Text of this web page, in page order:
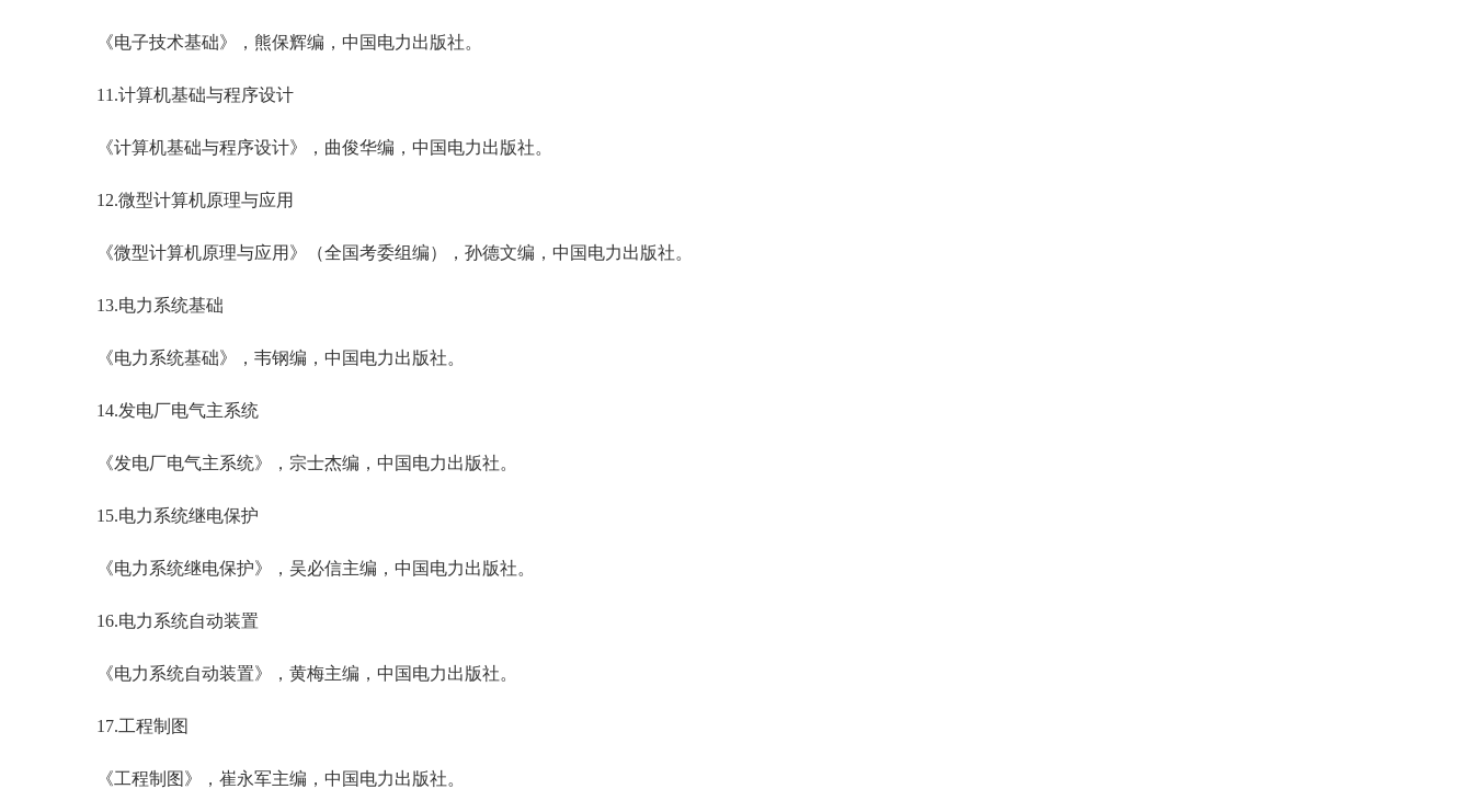
《电子技术基础》，熊保辉编，中国电力出版社。
11.计算机基础与程序设计
《计算机基础与程序设计》，曲俊华编，中国电力出版社。
12.微型计算机原理与应用
《微型计算机原理与应用》（全国考委组编），孙德文编，中国电力出版社。
13.电力系统基础
《电力系统基础》，韦钢编，中国电力出版社。
14.发电厂电气主系统
《发电厂电气主系统》，宗士杰编，中国电力出版社。
15.电力系统继电保护
《电力系统继电保护》，吴必信主编，中国电力出版社。
16.电力系统自动装置
《电力系统自动装置》，黄梅主编，中国电力出版社。
17.工程制图
《工程制图》，崔永军主编，中国电力出版社。